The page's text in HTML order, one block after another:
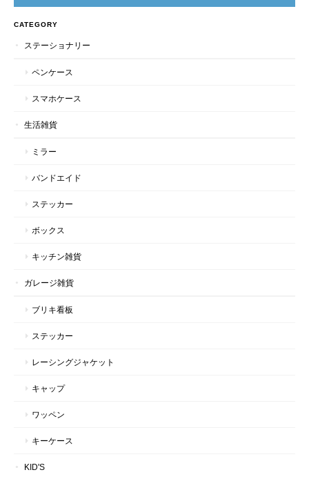
CATEGORY
ステーショナリー
ペンケース
スマホケース
生活雑貨
ミラー
バンドエイド
ステッカー
ボックス
キッチン雑貨
ガレージ雑貨
ブリキ看板
ステッカー
レーシングジャケット
キャップ
ワッペン
キーケース
KID'S